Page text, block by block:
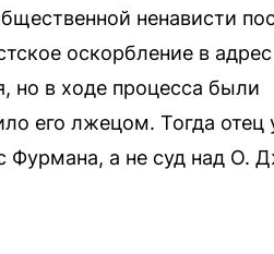
ненависти
оскорбление в адрес
но в ходе процесса были
его лжецом. Тогда отец
Фурмана, а не суд над О.